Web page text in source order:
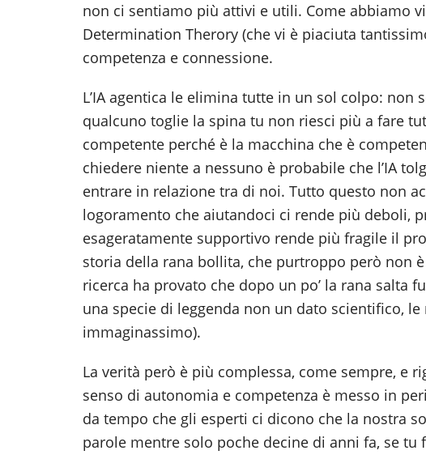
non ci sentiamo più attivi e utili. Come abbiamo
Determination Therory (che vi è piaciuta
competenza e connessione.
L’IA agentica le elimina tutte in un sol colpo: non
qualcuno toglie la spina tu non riesci più a fare
competente perché è la macchina che è
chiedere niente a nessuno è probabile che l’IA
entrare in relazione tra di noi. Tutto questo non
logoramento che aiutandoci ci rende più deboli,
esageratamente supportivo rende più fragile il
storia della rana bollita, che purtroppo però non
ricerca ha provato che dopo un po’ la rana salta
una specie di leggenda non un dato scientifico,
immaginassimo).
La verità però è più complessa, come sempre, e
senso di autonomia e competenza è messo in
da tempo che gli esperti ci dicono che la nostra
parole mentre solo poche decine di anni fa, se tu